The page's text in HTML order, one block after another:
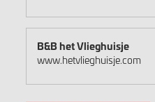
B&B het Vlieghuisje
www.hetvlieghuisje.com